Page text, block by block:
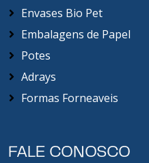
Envases Bio Pet
Embalagens de Papel
Potes
Adrays
Formas Forneaveis
FALE CONOSCO